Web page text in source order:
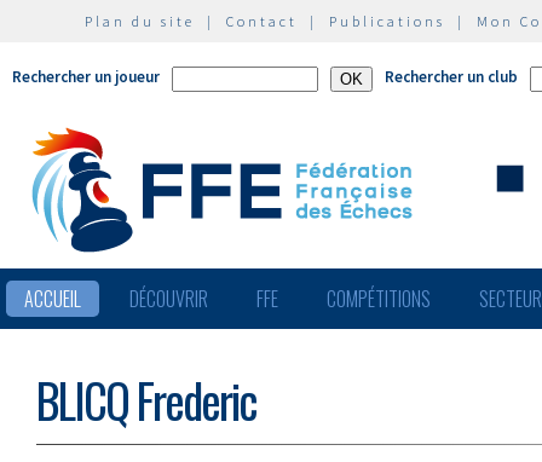
Plan du site | Contact | Publications | Mon
Rechercher un joueur Rechercher un club
ACCUEIL DÉCOUVRIR FFE COMPÉTITIONS
BLICQ Frederic